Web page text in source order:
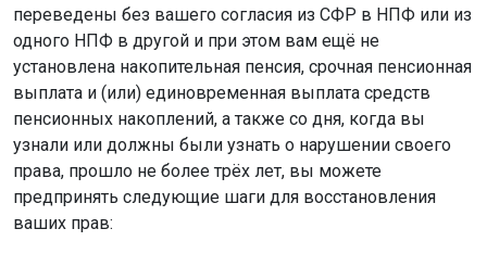
переведены без вашего согласия из СФР в НПФ или из
одного НПФ в другой и при этом вам ещё не
установлена накопительная пенсия, срочная пенсионная
выплата и (или) единовременная выплата средств
пенсионных накоплений, а также со дня, когда вы
узнали или должны были узнать о нарушении своего
права, прошло не более трёх лет, вы можете
предпринять следующие шаги для восстановления
ваших прав: